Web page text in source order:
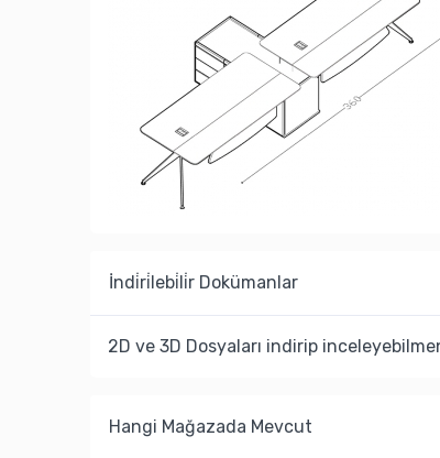
İndi̇ri̇lebi̇li̇r Dokümanlar
2D ve 3D Dosyaları indirip
Hangi Mağazada Mevcut